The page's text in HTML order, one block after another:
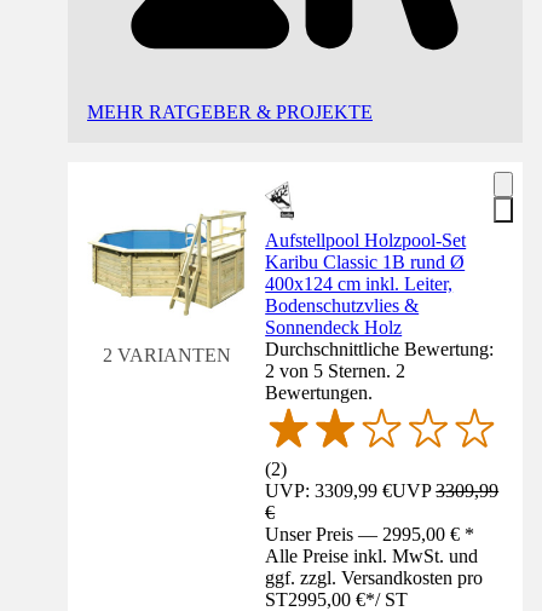
MEHR RATGEBER & PROJEKTE
2 VARIANTEN
Aufstellpool Holzpool-Set
Karibu Classic 1B rund Ø
400x124 cm inkl. Leiter,
Bodenschutzvlies &
Sonnendeck Holz
Durchschnittliche Bewertung:
2 von 5 Sternen. 2
Bewertungen.
(2)
UVP: 3309,99 €UVP3309,99
€
Unser Preis — 2995,00 € *
Alle Preise inkl. MwSt. und
ggf. zzgl. Versandkosten pro
ST2995,00 €*/ ST